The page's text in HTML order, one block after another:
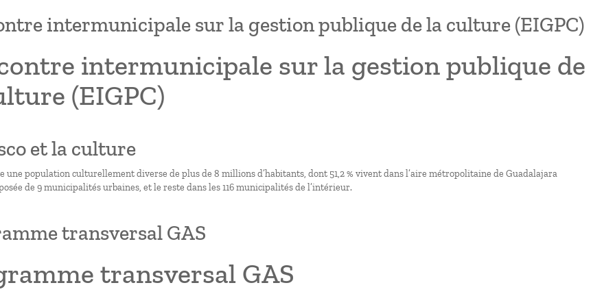
intermunicipale sur la gestion publique de la culture (EIGPC)
intermunicipale sur la gestion publique de
(EIGPC)
et la culture
une population culturellement diverse de plus de 8 millions d’habitants, dont 51,2 % vivent dans l’aire métropolitaine de Guadalajara
de 9 municipalités urbaines, et le reste dans les 116 municipalités de l’intérieur.
transversal GAS
transversal GAS